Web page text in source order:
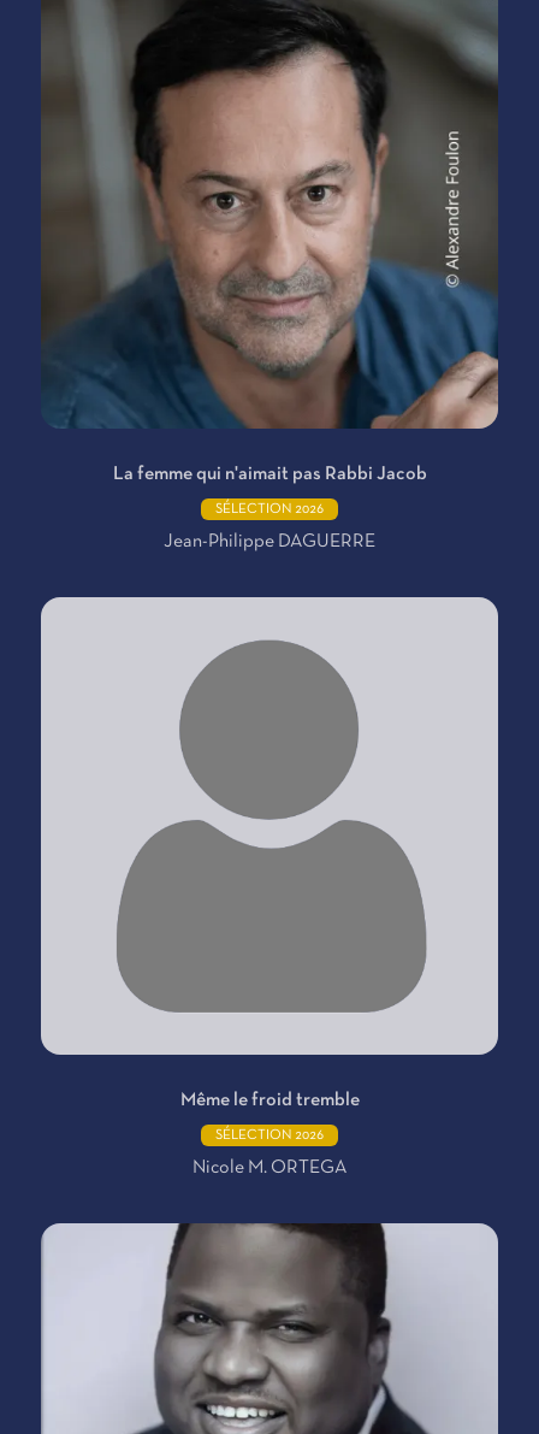
La femme qui n'aimait pas Rabbi Jacob
SÉLECTION 2026
Jean-Philippe DAGUERRE
Même le froid tremble
SÉLECTION 2026
Nicole M. ORTEGA